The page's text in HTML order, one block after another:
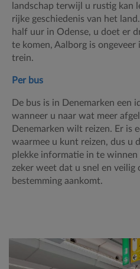
landschap terwijl u rustig kan
rijke geschiedenis van het
half uur in Odense, u doet er
te komen, Aalborg is
trein.
Per bus
De bus is in Denemarken een
wanneer u naar wat meer
Denemarken wilt reizen. Er is
waarmee u kunt reizen, dus u
plekke informatie in te winnen
zeker weet dat u snel en veilig
bestemming aankomt.